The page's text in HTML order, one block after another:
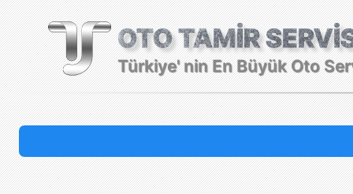
Ana içeriğe atla
OTO TAMİR
Türkiye' nin En Büyük Oto